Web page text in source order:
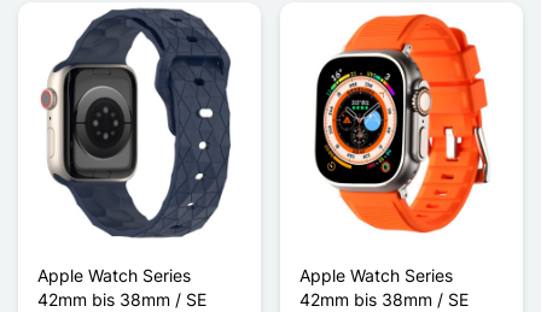
Apple Watch Series
42mm bis 38mm / SE
Apple Watch Series
42mm bis 38mm / SE